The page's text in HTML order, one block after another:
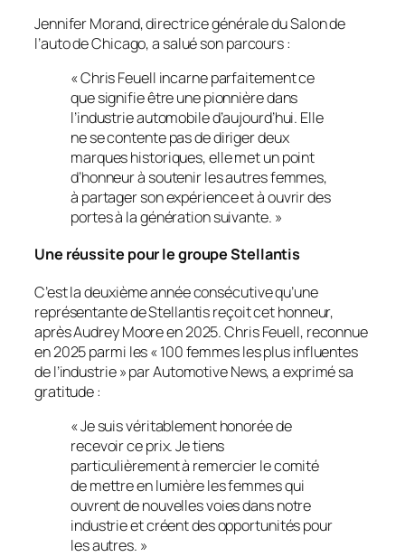
Jennifer Morand, directrice générale du Salon de
l’auto de Chicago, a salué son parcours :
« Chris Feuell incarne parfaitement ce
que signifie être une pionnière dans
l’industrie automobile d’aujourd’hui. Elle
ne se contente pas de diriger deux
marques historiques, elle met un point
d’honneur à soutenir les autres femmes,
à partager son expérience et à ouvrir des
portes à la génération suivante. »
Une réussite pour le groupe Stellantis
C’est la deuxième année consécutive qu’une
représentante de Stellantis reçoit cet honneur,
après Audrey Moore en 2025. Chris Feuell, reconnue
en 2025 parmi les « 100 femmes les plus influentes
de l’industrie » parAutomotive News, a exprimé sa
gratitude :
« Je suis véritablement honorée de
recevoir ce prix. Je tiens
particulièrement à remercier le comité
de mettre en lumière les femmes qui
ouvrent de nouvelles voies dans notre
industrie et créent des opportunités pour
les autres. »